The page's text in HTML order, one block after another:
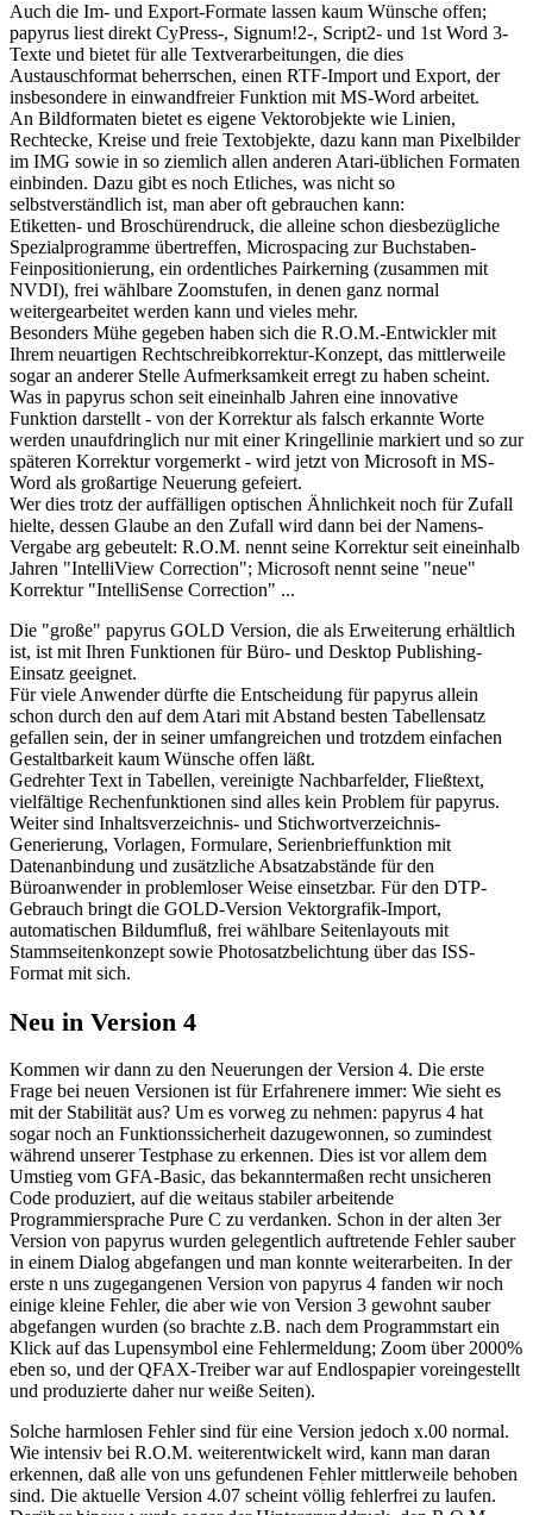
Auch die Im- und Export-Formate lassen kaum Wünsche offen;
papyrus liest direkt CyPress-, Signum!2-, Script2- und 1st Word 3-
Texte und bietet für alle Textverarbeitungen, die dies
Austauschformat beherrschen, einen RTF-Import und Export, der
insbesondere in einwandfreier Funktion mit MS-Word arbeitet.
An Bildformaten bietet es eigene Vektorobjekte wie Linien,
Rechtecke, Kreise und freie Textobjekte, dazu kann man Pixelbilder
im IMG sowie in so ziemlich allen anderen Atari-üblichen Formaten
einbinden. Dazu gibt es noch Etliches, was nicht so
selbstverständlich ist, man aber oft gebrauchen kann:
Etiketten- und Broschürendruck, die alleine schon diesbezügliche
Spezialprogramme übertreffen, Microspacing zur Buchstaben-
Feinpositionierung, ein ordentliches Pairkerning (zusammen mit
NVDI), frei wählbare Zoomstufen, in denen ganz normal
weitergearbeitet werden kann und vieles mehr.
Besonders Mühe gegeben haben sich die R.O.M.-Entwickler mit
Ihrem neuartigen Rechtschreibkorrektur-Konzept, das mittlerweile
sogar an anderer Stelle Aufmerksamkeit erregt zu haben scheint.
Was in papyrus schon seit eineinhalb Jahren eine innovative
Funktion darstellt - von der Korrektur als falsch erkannte Worte
werden unaufdringlich nur mit einer Kringellinie markiert und so zur
späteren Korrektur vorgemerkt - wird jetzt von Microsoft in MS-
Word als großartige Neuerung gefeiert.
Wer dies trotz der auffälligen optischen Ähnlichkeit noch für Zufall
hielte, dessen Glaube an den Zufall wird dann bei der Namens-
Vergabe arg gebeutelt: R.O.M. nennt seine Korrektur seit eineinhalb
Jahren "IntelliView Correction"; Microsoft nennt seine "neue"
Korrektur "IntelliSense Correction" ...
Die "große" papyrus GOLD Version, die als Erweiterung erhältlich
ist, ist mit Ihren Funktionen für Büro- und Desktop Publishing-
Einsatz geeignet.
Für viele Anwender dürfte die Entscheidung für papyrus allein
schon durch den auf dem Atari mit Abstand besten Tabellensatz
gefallen sein, der in seiner umfangreichen und trotzdem einfachen
Gestaltbarkeit kaum Wünsche offen läßt.
Gedrehter Text in Tabellen, vereinigte Nachbarfelder, Fließtext,
vielfältige Rechenfunktionen sind alles kein Problem für papyrus.
Weiter sind Inhaltsverzeichnis- und Stichwortverzeichnis-
Generierung, Vorlagen, Formulare, Serienbrieffunktion mit
Datenanbindung und zusätzliche Absatzabstände für den
Büroanwender in problemloser Weise einsetzbar. Für den DTP-
Gebrauch bringt die GOLD-Version Vektorgrafik-Import,
automatischen Bildumfluß, frei wählbare Seitenlayouts mit
Stammseitenkonzept sowie Photosatzbelichtung über das ISS-
Format mit sich.
Neu in Version 4
Kommen wir dann zu den Neuerungen der Version 4. Die erste
Frage bei neuen Versionen ist für Erfahrenere immer: Wie sieht es
mit der Stabilität aus? Um es vorweg zu nehmen: papyrus 4 hat
sogar noch an Funktionssicherheit dazugewonnen, so zumindest
während unserer Testphase zu erkennen. Dies ist vor allem dem
Umstieg vom GFA-Basic, das bekanntermaßen recht unsicheren
Code produziert, auf die weitaus stabiler arbeitende
Programmiersprache Pure C zu verdanken. Schon in der alten 3er
Version von papyrus wurden gelegentlich auftretende Fehler sauber
in einem Dialog abgefangen und man konnte weiterarbeiten. In der
erste n uns zugegangenen Version von papyrus 4 fanden wir noch
einige kleine Fehler, die aber wie von Version 3 gewohnt sauber
abgefangen wurden (so brachte z.B. nach dem Programmstart ein
Klick auf das Lupensymbol eine Fehlermeldung; Zoom über 2000%
eben so, und der QFAX-Treiber war auf Endlospapier voreingestellt
und produzierte daher nur weiße Seiten).
Solche harmlosen Fehler sind für eine Version jedoch x.00 normal.
Wie intensiv bei R.O.M. weiterentwickelt wird, kann man daran
erkennen, daß alle von uns gefundenen Fehler mittlerweile behoben
sind. Die aktuelle Version 4.07 scheint völlig fehlerfrei zu laufen.